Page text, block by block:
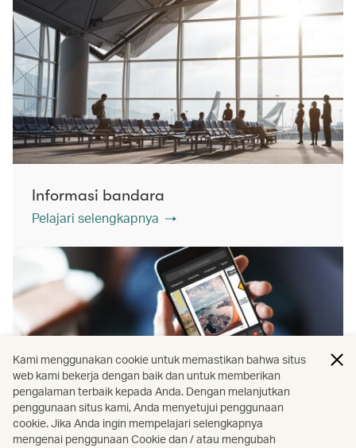
Informasi bandara
Pelajari selengkapnya
PressReader
Kami menggunakan cookie untuk memastikan bahwa situs
web kami bekerja dengan baik dan untuk memberikan
pengalaman terbaik kepada Anda. Dengan melanjutkan
penggunaan situs kami, Anda menyetujui penggunaan
cookie. Jika Anda ingin mempelajari selengkapnya
mengenai penggunaan Cookie dan / atau mengubah